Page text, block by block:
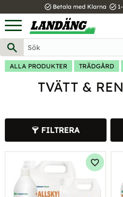
Meny
task_alt Betala med Klarna task_alt
ALLA PRODUKTER TRÄDGÅRD
TVÄTT &
FILTRERA
Lägg